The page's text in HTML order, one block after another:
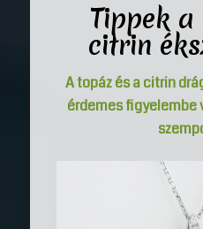
Tippek
citrin
A topáz és a citrin
érdemes figyelembe